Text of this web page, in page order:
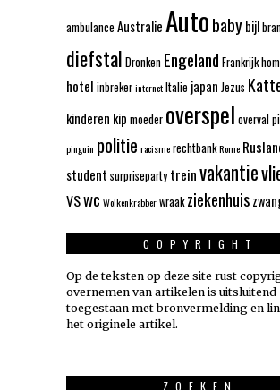
ambulance AustralieAutobabybijl
diefstal Dronken Engeland Frankrijk
hotel inbrekerinternetItalie japan Jezus
kinderen kip moeder overspel overval
pinguin politie racismerechtbankRome
student surpriseparty treinvakantie
VSwc Wolkenkrabberwraak ziekenhuis
COPYRIGHT
Op de teksten op deze site rust
overnemen van artikelen is uitsluitend
toegestaan met bronvermelding en
het originele artikel.
ZOEKEN